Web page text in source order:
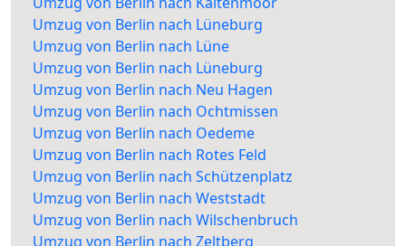
Umzug von Berlin nach Lüneburg
Umzug von Berlin nach Lüne
Umzug von Berlin nach Lüneburg
Umzug von Berlin nach Neu Hagen
Umzug von Berlin nach Ochtmissen
Umzug von Berlin nach Oedeme
Umzug von Berlin nach Rotes Feld
Umzug von Berlin nach Schützenplatz
Umzug von Berlin nach Weststadt
Umzug von Berlin nach Wilschenbruch
Umzug von Berlin nach Zeltberg